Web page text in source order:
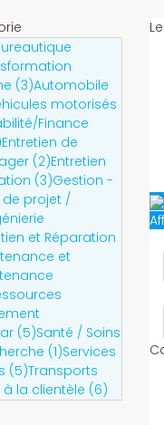
(3)Automobile
motorisés
Finance
Entretien de
(2)Entretien
(3)Gestion -
de projet /
et Réparation
et
(5)Santé / Soins
(1)Services
(5)Transports
à la clientèle (6)